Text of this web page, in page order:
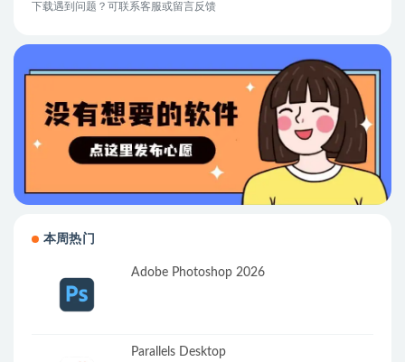
下载遇到问题？可联系客服或留言反馈
本周热门
Adobe Photoshop 2026
Parallels Desktop